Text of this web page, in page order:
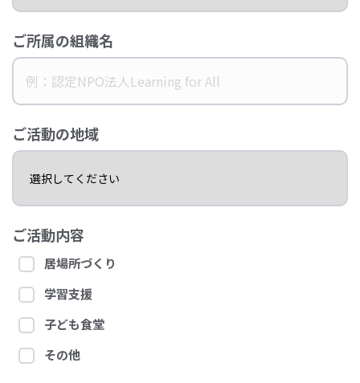
ご所属の組織名
ご活動の地域
ご活動内容
居場所づくり
学習支援
子ども食堂
その他